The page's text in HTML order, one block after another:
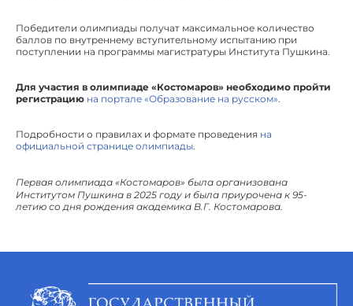
Победители олимпиады получат максимальное количество
баллов по внутреннему вступительному испытанию при
поступлении на программы магистратуры Института Пушкина.
Для участия в олимпиаде «Костомаров» необходимо пройти
регистрацию на портале «Образование на русском».
Подробности о правилах и формате проведения на
официальной странице олимпиады.
Первая олимпиада «Костомаров» была организована
Институтом Пушкина в 2025 году и была приурочена к 95-
летию со дня рождения академика В.Г. Костомарова.